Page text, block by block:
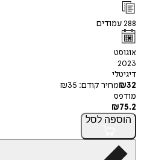
288עמודים
אוגוסט
2023
דיגיטלי
₪32 מחיר קודם: ₪35
מודפס
₪75.2
הוספה לסל